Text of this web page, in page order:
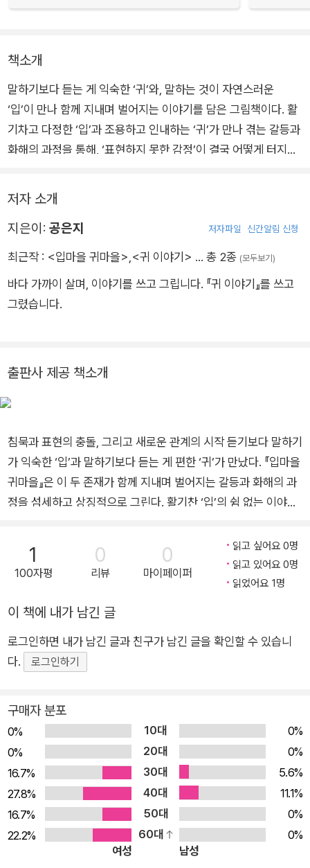
책소개
말하기보다 듣는 게 익숙한 ‘귀’와, 말하는 것이 자연스러운
‘입’이 만나 함께 지내며 벌어지는 이야기를 담은 그림책이다. 활
기차고 다정한 ‘입’과 조용하고 인내하는 ‘귀’가 만나 겪는 갈등과
화해의 과정을 통해, ‘표현하지 못한 감정’이 결국 어떻게 터지고
귀는 다정한 입의 말들을 묵묵히 들어주지만, 말이 쌓이면서 불편
함도 커져만 간다. 침묵 끝에 갈등이 폭발하고 나서야 두 존재는
서로의 다름을 받아들이며 새로운 소통의 방식을 배운다. 감정을
저자 소개
지은이: 공은지 저자파일 신간알림 신청
최근작 : <입마을 귀마을> <귀 이야기> … 총 2종 (모두보기)
바다 가까이 살며, 이야기를 쓰고 그립니다. 『귀 이야기』를 쓰고
그렸습니다.
출판사 제공 책소개
침묵과 표현의 충돌, 그리고 새로운 관계의 시작 듣기보다 말하기
가 익숙한 ‘입’과 말하기보다 듣는 게 편한 ‘귀’가 만났다. 『입마을
귀마을』은 이 두 존재가 함께 지내며 벌어지는 갈등과 화해의 과
정을 섬세하고 상징적으로 그린다. 활기찬 ‘입’의 쉼 없는 이야기
해한다. 결국 침묵은 폭발하고, 크게 다툰 뒤에야 둘은 서로의 다
름을 인정하며 새로운 소통의 방식을 배운다. 이 그림책은 ‘표현
하지 못한 감정’이 어떻게 터지고 회복되는가를 따뜻하게 보여 준
다. "괜찮지 않은데 괜찮다고 말해 버린 적 있나요?" 작가의 솔직
한 고백 작가 공은지는 작가의 말에서 “불편한 것을 말하지 않고
오랫동안 살았습니다. 연습 중이지만 부정적인 견해를 드러내는
친구들에게 나도 모르게 상처 주었던 과거를 떠올리며 이 책을 만
들었습니다”라고 밝힌다. 이는 주인공 ‘귀’의 모습에 작가 자신의
경험이 녹아 있음을 보여준다. ‘귀’는 조용하고 배려 깊지만, 불편
함이나 상처를 말로 표현하지 못하는 인물이다. 작가는 이러
한 ‘귀’를 통해 감정을 숨기고 살아온 우리 안의 또 다른 자아를
비춘다. 갈등을 피하기 위해 참았던 말, 무례함을 모른 척했던 순
간들이 쌓이면 관계는 멀어지지만, ‘귀’가 마침내 용기를 내어 자
신의 마음을 꺼냈을 때 관계는 회복의 첫걸음을 떼게 된다. 이 책
1
100자평
0
리뷰
0
마이페이퍼
읽고 싶어요 0명
읽고 있어요 0명
읽었어요 1명
이 책에 내가 남긴 글
로그인하면 내가 남긴 글과 친구가 남긴 글을 확인할 수 있습니
다.
로그인하기
구매자 분포
0% 10대
0%
0%
20대
0%
16.7%
30대
5.6%
27.8%
40대
11.1%
16.7%
50대
0%
22.2%
60대
0%
여성
남성